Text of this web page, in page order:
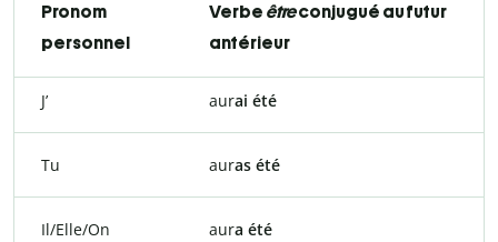
Pronom
personnel
Verbe êtreconjugué au futur
antérieur
J’ aurai été
Tu auras été
Il/Elle/On aura été